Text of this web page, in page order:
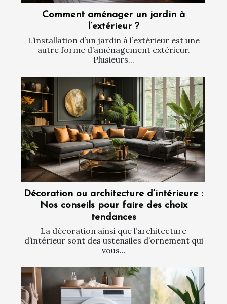
Comment aménager un jardin à
l’extérieur ?
L’installation d’un jardin à l’extérieur est une
autre forme d’aménagement extérieur.
Plusieurs...
Décoration ou architecture d’intérieure :
Nos conseils pour faire des choix
tendances
La décoration ainsi que l’architecture
d’intérieur sont des ustensiles d’ornement qui
vous...